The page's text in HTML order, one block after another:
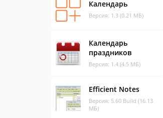
Календарь
Версия: 1.3 (0.21 МБ)
Календарь
праздников
Версия: 1.4 (4.5 МБ)
Efficient Notes
Версия: 5.60 Build (16.13
МБ)